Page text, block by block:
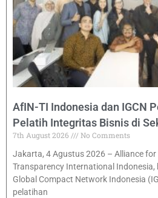
AfIN-TI Indonesia dan IGCN
Pelatih Integritas Bisnis di
7th August 2026
No Comments
Jakarta, 4 Agustus 2026 – Alliance
Transparency International Indonesia,
Global Compact Network Indonesia
pelatihan